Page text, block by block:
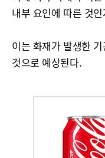
내부 요인에 따른 것
이는 화재가 발생한
것으로 예상된다.